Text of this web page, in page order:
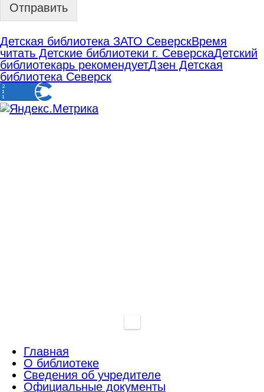
Отправить
Детская библиотека ЗАТО СеверскВремя
читать Детские библиотеки г. СеверскаДетский
библиотекарь рекомендуетДзен Детская
библиотека Северск
Главная
О библиотеке
Сведения об учредителе
Официальные документы